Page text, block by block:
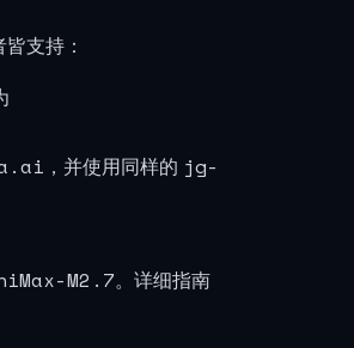
支持：
，并使用同样的 jg-
M2.7。详细指南